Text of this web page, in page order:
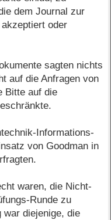
dem Journal zur
oder
sagten nichts
auf die Anfragen von
Bitte auf die
Informations-
von Goodman in
waren, die Nicht-
Runde zu
diejenige, die